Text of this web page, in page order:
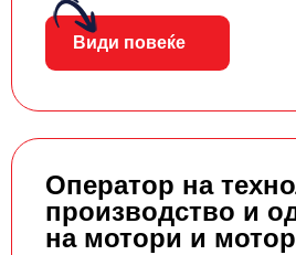
Види повеќе
Оператор на
производство и
на мотори и